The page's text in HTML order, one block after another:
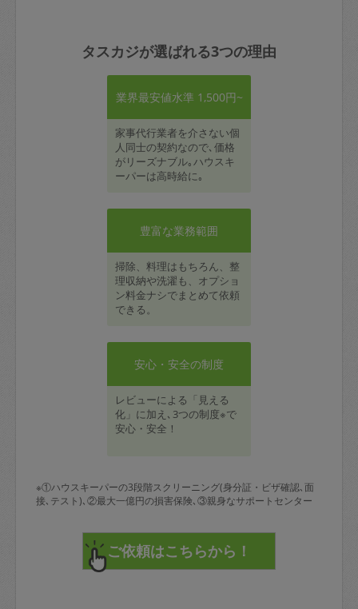
タスカジが選ばれる3つの理由
業界最安値水準 1,500円~
家事代行業者を介さない個
人同士の契約なので､価格
がリーズナブル｡ハウスキ
ーパーは高時給に｡
豊富な業務範囲
掃除、料理はもちろん、整
理収納や洗濯も、オプショ
ン料金ナシでまとめて依頼
できる。
安心・安全の制度
レビューによる「見える
化」に加え､3つの制度※で
安心・安全！
※①ハウスキーパーの3段階スクリーニング(身分証・ビザ確認､面
接､テスト)､②最大一億円の損害保険､③親身なサポートセンター